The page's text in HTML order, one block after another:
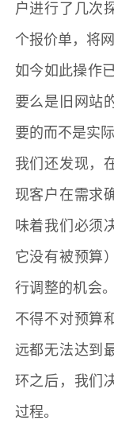
户进行了几次
个报价单，将
如今如此操作
要么是旧网站
要的而不是实
我们还发现，
现客户在需求
味着我们必须
它没有被预算
行调整的机会
不得不对预算
远都无法达到
环之后，我们
过程。